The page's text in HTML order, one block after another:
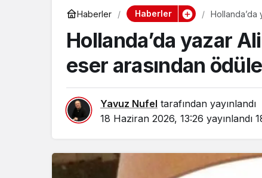
Haberler Haberler Hollanda’da
Hollanda’da yazar
eser arasından
Yavuz Nufel tarafından yayınlandı
18 Haziran 2026, 13:26 yayınlandı